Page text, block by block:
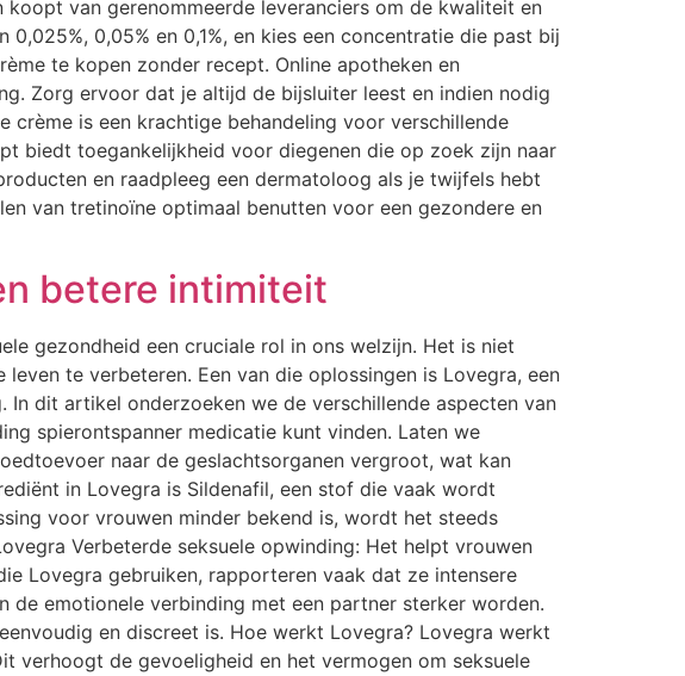
van gerenommeerde leveranciers om de kwaliteit en
0,05% en 0,1%, en kies een concentratie die past bij
te kopen zonder recept. Online apotheken en
Zorg ervoor dat je altijd de bijsluiter leest en indien nodig
crème is een krachtige behandeling voor verschillende
biedt toegankelijkheid voor diegenen die op zoek zijn naar
en raadpleeg een dermatoloog als je twijfels hebt
van tretinoïne optimaal benutten voor een gezondere en
betere intimiteit
gezondheid een cruciale rol in ons welzijn. Het is niet
te verbeteren. Een van die oplossingen is Lovegra, een
dit artikel onderzoeken we de verschillende aspecten van
spierontspanner medicatie kunt vinden. Laten we
naar de geslachtsorganen vergroot, wat kan
in Lovegra is Sildenafil, een stof die vaak wordt
voor vrouwen minder bekend is, wordt het steeds
Verbeterde seksuele opwinding: Het helpt vrouwen
Lovegra gebruiken, rapporteren vaak dat ze intensere
de emotionele verbinding met een partner sterker worden.
en discreet is. Hoe werkt Lovegra? Lovegra werkt
verhoogt de gevoeligheid en het vermogen om seksuele